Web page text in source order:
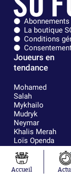
Abonnements
La boutique
Conditions
Joueurs en
tendance
Mohamed
Salah
Mykhailo
Mudryk
Neymar
Khalis Merah
Loïs Openda
Niakhaté
Nicolás
Tagliafico
Accueil